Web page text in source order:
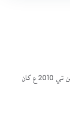
سنڌسلامت ڪتاب گهر ھڪ آن لائين لائبريري آھي، جنھن تي 2010ع کان